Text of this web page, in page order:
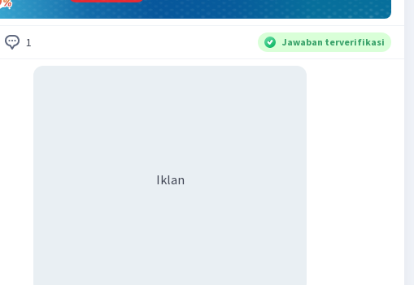
1 Jawaban terverifikasi
Iklan